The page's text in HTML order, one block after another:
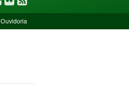
Ouvidoria